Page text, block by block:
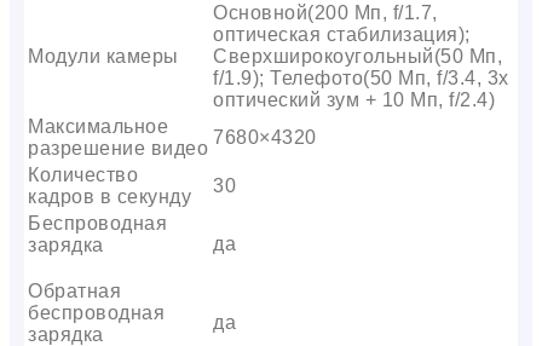
Модули камеры
Основной(200 Мп, f/1.7,
оптическая стабилизация);
Сверхширокоугольный(50 Мп,
f/1.9); Телефото(50 Мп, f/3.4, 3x
оптический зум + 10 Мп, f/2.4)
Максимальное
разрешение видео
7680×4320
Количество
кадров в секунду
30
Беспроводная
зарядка
да
Обратная
беспроводная
зарядка
да